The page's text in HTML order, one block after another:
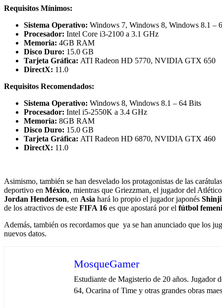
Requisitos Mínimos:
Sistema Operativo: Windows 7, Windows 8, Windows 8.1 –
Procesador: Intel Core i3-2100 a 3.1 GHz
Memoria: 4GB RAM
Disco Duro: 15.0 GB
Tarjeta Gráfica: ATI Radeon HD 5770, NVIDIA GTX 650
DirectX: 11.0
Requisitos Recomendados:
Sistema Operativo: Windows 8, Windows 8.1 – 64 Bits
Procesador: Intel i5-2550K a 3.4 GHz
Memoria: 8GB RAM
Disco Duro: 15.0 GB
Tarjeta Gráfica: ATI Radeon HD 6870, NVIDIA GTX 460
DirectX: 11.0
Asimismo, también se han desvelado los protagonistas de las
deportivo en México, mientras que Griezzman, el jugador del
Jordan Henderson, en Asia hará lo propio el jugador japonés
de los atractivos de este FIFA 16 es que apostará por el fútbol
Además, también os recordamos que ya se han anunciado que los
nuevos datos.
MosqueGamer
Estudiante de Magisterio de 20 años.
64, Ocarina of Time y otras grandes obras